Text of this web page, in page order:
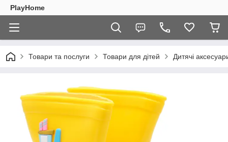
PlayHome
Товари та послуги Товари для дітей Дитячі